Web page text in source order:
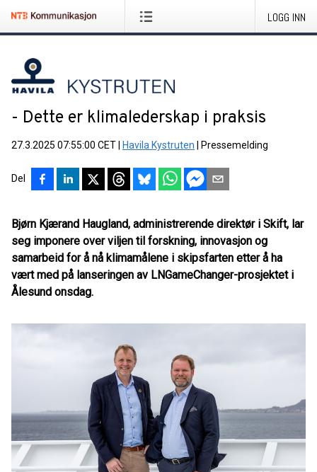
LOGG INN
- Dette er klimalederskap i praksis
27.3.2025 07:55:00 CET Havila Kystruten Pressemelding
Del
Bjørn Kjærand Haugland, administrerende direktør i Skift, lar
seg imponere over viljen til forskning, innovasjon og
samarbeid for å nå klimamålene i skipsfarten etter å ha
vært med på lanseringen av LNGameChanger-prosjektet i
Ålesund onsdag.